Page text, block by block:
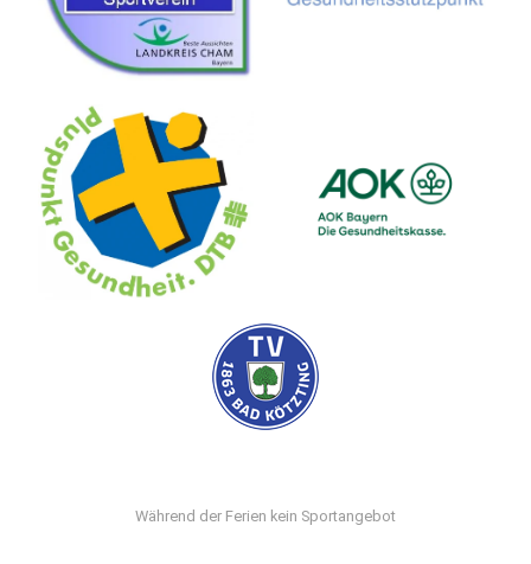
Während der Ferien kein Sportangebot